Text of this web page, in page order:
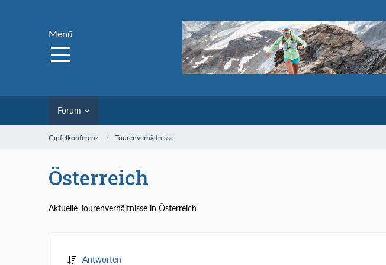
Menü
Forum
Gipfelkonferenz Tourenverhältnisse
Österreich
Aktuelle Tourenverhältnisse in Österreich
Antworten